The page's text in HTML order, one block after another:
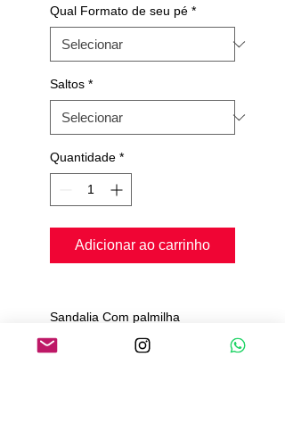
Qual Formato de seu pé *
Saltos *
Quantidade *
Adicionar ao carrinho
Sandalia Com palmilha
confort, flexível;